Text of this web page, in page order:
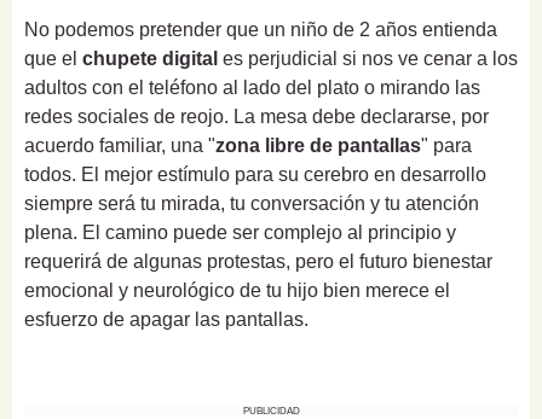
No podemos pretender que un niño de 2 años entienda
que el chupete digital es perjudicial si nos ve cenar a los
adultos con el teléfono al lado del plato o mirando las
redes sociales de reojo. La mesa debe declararse, por
acuerdo familiar, una "zona libre de pantallas" para
todos. El mejor estímulo para su cerebro en desarrollo
siempre será tu mirada, tu conversación y tu atención
plena. El camino puede ser complejo al principio y
requerirá de algunas protestas, pero el futuro bienestar
emocional y neurológico de tu hijo bien merece el
esfuerzo de apagar las pantallas.
PUBLICIDAD